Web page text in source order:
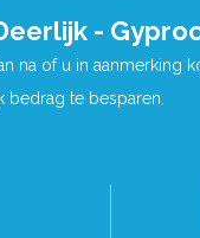
-
na of u in aanmerking
bedrag te besparen.